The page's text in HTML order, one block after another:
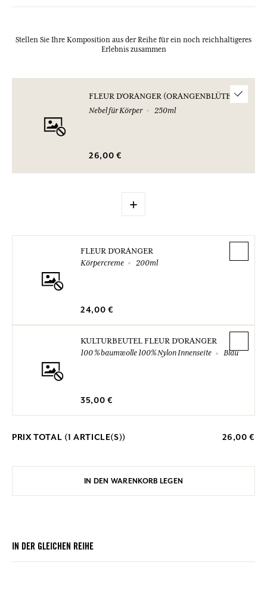
Stellen Sie Ihre Komposition aus der Reihe für ein noch reichhaltigeres
Erlebnis zusammen
FLEUR D'ORANGER (ORANGENBLÜTE)
Nebel für Körper
250ml
26,00 €
+
FLEUR D'ORANGER
Körpercreme
200ml
24,00 €
KULTURBEUTEL FLEUR D'ORANGER
100 % baumwolle 100% Nylon Innenseite
Blau
35,00 €
PRIX TOTAL (1 ARTICLE(S)) 26,00 €
IN DEN WARENKORB LEGEN
IN DER GLEICHEN REIHE